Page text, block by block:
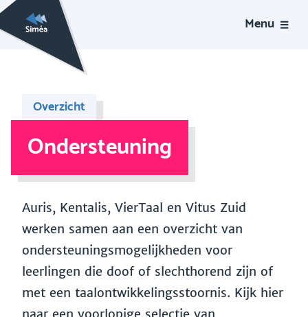
Menu
Overzicht
Ondersteuning
Auris, Kentalis, VierTaal en Vitus Zuid
werken samen aan een overzicht van
ondersteuningsmogelijkheden voor
leerlingen die doof of slechthorend zijn of
met een taalontwikkelingsstoornis. Kijk hier